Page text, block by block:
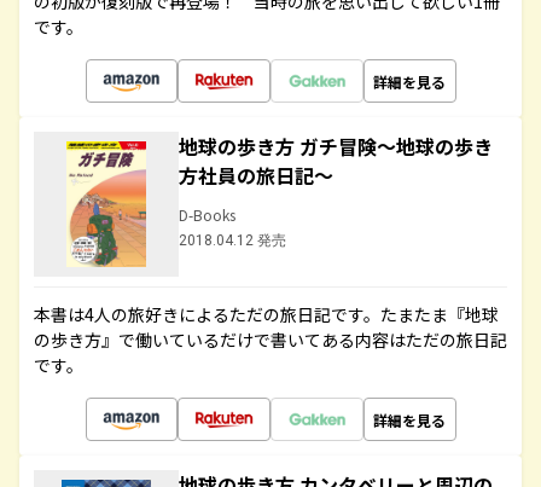
です。
詳細を見る
地球の歩き方 ガチ冒険～地球の歩き
方社員の旅日記～
D-Books
2018.04.12 発売
本書は4人の旅好きによるただの旅日記です。たまたま『地球
の歩き方』で働いているだけで書いてある内容はただの旅日記
です。
詳細を見る